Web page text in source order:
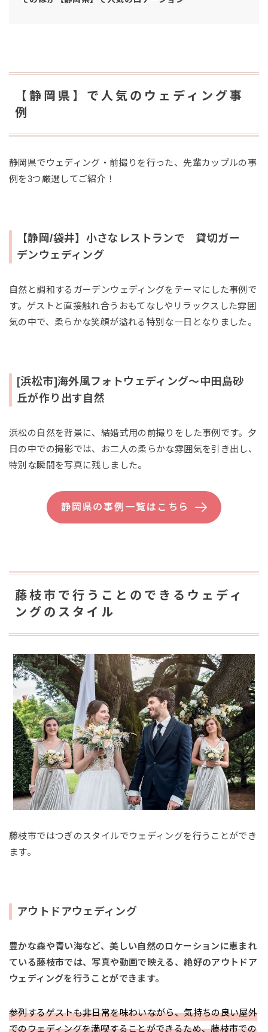
【静岡県】で人気のウェディング事
例
静岡県でウェディング・前撮りを行った、先輩カップルの事
例を3つ厳選してご紹介！
【静岡/袋井】小さなレストランで 貸切ガー
デンウェディング
自然と調和するガーデンウェディングをテーマにした事例で
す。ゲストと直接触れ合うおもてなしやリラックスした雰囲
気の中で、柔らかな笑顔が溢れる特別な一日となりました。
[浜松市]海外風フォトウェディング〜中田島砂
丘が作り出す自然
浜松の自然を背景に、結婚式用の前撮りをした事例です。夕
日の中での撮影では、お二人の柔らかな雰囲気を引き出し、
特別な瞬間を写真に残しました。
静岡県の事例一覧はこちら
藤枝市で行うことのできるウェディ
ングのスタイル
藤枝市ではつぎのスタイルでウェディングを行うことができ
ます。
アウトドアウェディング
豊かな森や青い海など、美しい自然のロケーションに恵まれ
ている藤枝市では、写真や動画で映える、絶好のアウトドア
ウェディングを行うことができます。
参列するゲストも非日常を味わいながら、気持ちの良い屋外
でのウェディングを満喫することができるため、藤枝市での